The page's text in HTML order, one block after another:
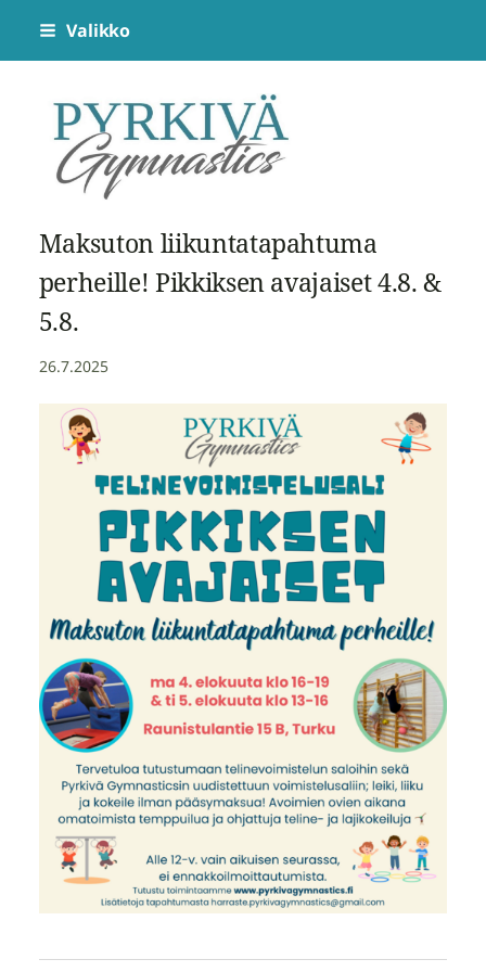
Siirry
sivun
sisältöön
Valikko
Pyrkivä Gymnastics
Maksuton liikuntatapahtuma
perheille! Pikkiksen avajaiset 4.8. &
5.8.
26.7.2025